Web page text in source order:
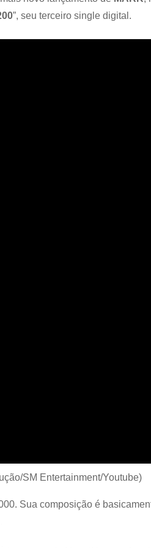
”, seu terceiro single digital.
SM Entertainment/Youtube)
Sua composição é